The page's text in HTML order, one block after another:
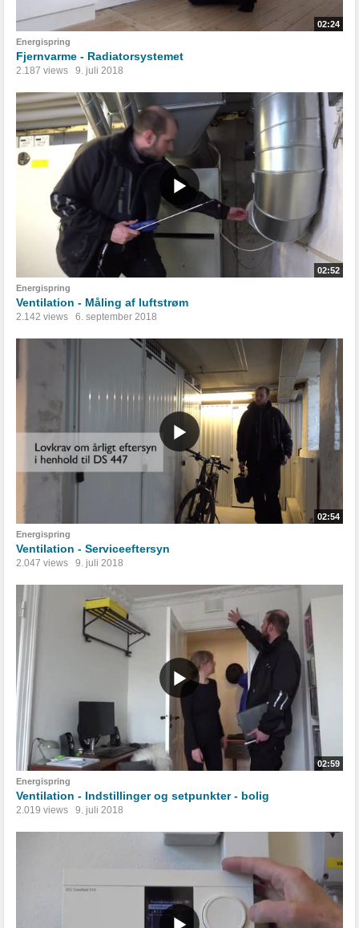
02:24
Energispring
Fjernvarme - Radiatorsystemet
2.187 views 9. juli 2018
02:52
Energispring
Ventilation - Måling af luftstrøm
2.142 views 6. september 2018
02:54
Energispring
Ventilation - Serviceeftersyn
2.047 views 9. juli 2018
02:59
Energispring
Ventilation - Indstillinger og setpunkter - bolig
2.019 views 9. juli 2018